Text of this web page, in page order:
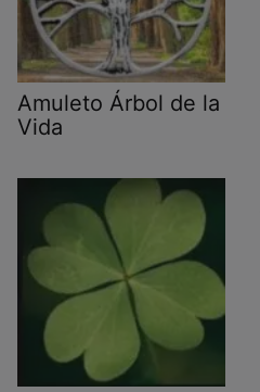
Amuleto Árbol de la
Vida